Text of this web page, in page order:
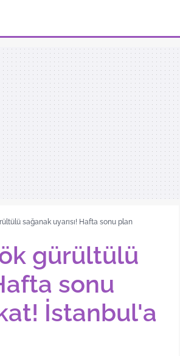
sağanak uyarısı! Hafta sonu plan
gürültülü
sonu
İstanbul'a